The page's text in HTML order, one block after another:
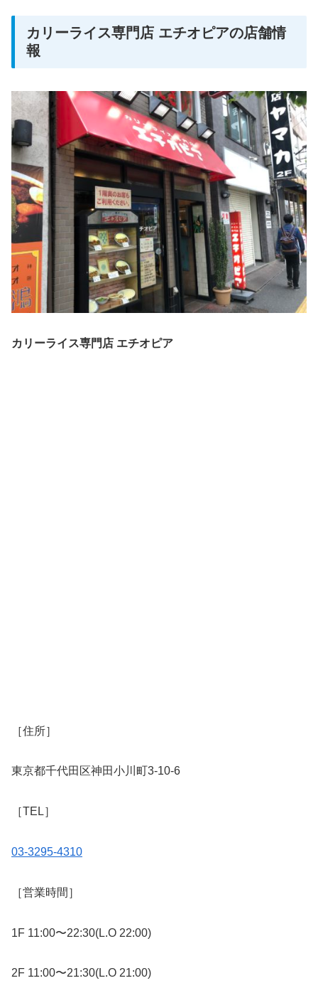
カリーライス専門店 エチオピアの店舗情
報
カリーライス専門店 エチオピア
［住所］
東京都千代田区神田小川町3-10-6
［TEL］
03-3295-4310
［営業時間］
1F 11:00〜22:30(L.O 22:00)
2F 11:00〜21:30(L.O 21:00)